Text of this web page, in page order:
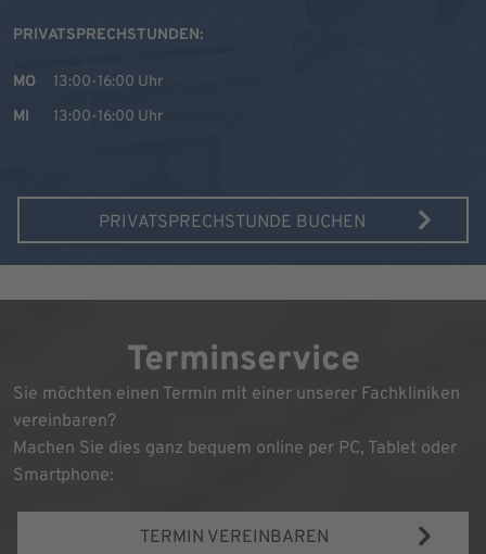
PRIVATSPRECHSTUNDEN:
MO
13:00-16:00 Uhr
MI
13:00-16:00 Uhr
PRIVATSPRECHSTUNDE BUCHEN
Terminservice
Sie möchten einen Termin mit einer unserer Fachkliniken
vereinbaren?
Machen Sie dies ganz bequem online per PC, Tablet oder
Smartphone:
TERMIN VEREINBAREN